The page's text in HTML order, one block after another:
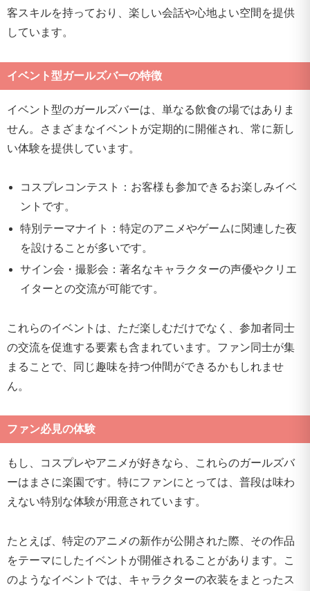
客スキルを持っており、楽しい会話や心地よい空間を提供
しています。
イベント型ガールズバーの特徴
イベント型のガールズバーは、単なる飲食の場ではありま
せん。さまざまなイベントが定期的に開催され、常に新し
い体験を提供しています。
コスプレコンテスト：お客様も参加できるお楽しみイベ
ントです。
特別テーマナイト：特定のアニメやゲームに関連した夜
を設けることが多いです。
サイン会・撮影会：著名なキャラクターの声優やクリエ
イターとの交流が可能です。
これらのイベントは、ただ楽しむだけでなく、参加者同士
の交流を促進する要素も含まれています。ファン同士が集
まることで、同じ趣味を持つ仲間ができるかもしれませ
ん。
ファン必見の体験
もし、コスプレやアニメが好きなら、これらのガールズバ
ーはまさに楽園です。特にファンにとっては、普段は味わ
えない特別な体験が用意されています。
たとえば、特定のアニメの新作が公開された際、その作品
をテーマにしたイベントが開催されることがあります。こ
のようなイベントでは、キャラクターの衣装をまとったス